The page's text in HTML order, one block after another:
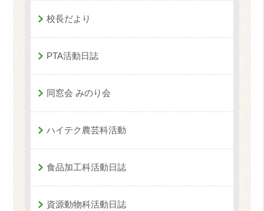
校長だより
PTA活動日誌
同窓会 みのり会
ハイテク農芸科活動
食品加工科活動日誌
資源動物科活動日誌